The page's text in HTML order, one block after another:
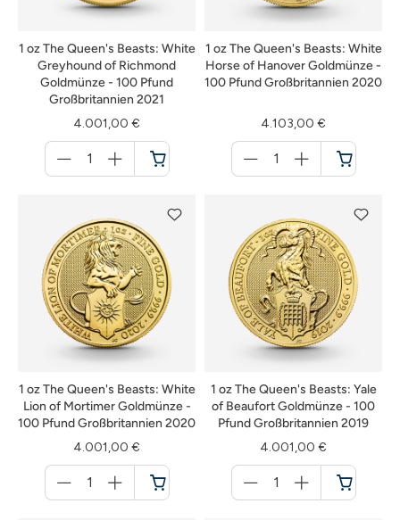
1 oz The Queen's Beasts: White
Greyhound of Richmond
Goldmünze - 100 Pfund
Großbritannien 2021
4.001,00 €
für
Warenkorb
1 oz The Queen's Beasts: White
Horse of Hanover Goldmünze -
100 Pfund Großbritannien 2020
4.103,00 €
für
Warenkorb
1 oz The Queen's Beasts: White
Lion of Mortimer Goldmünze -
100 Pfund Großbritannien 2020
4.001,00 €
für
Warenkorb
1 oz The Queen's Beasts: Yale
of Beaufort Goldmünze - 100
Pfund Großbritannien 2019
4.001,00 €
für
Warenkorb